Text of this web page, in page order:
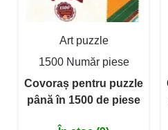
Art puzzle
1500 Număr piese
Covoraș pentru puzzle
până în 1500 de piese